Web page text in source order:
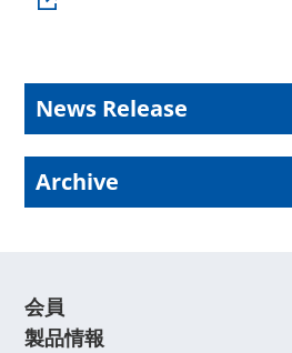
News Release
Archive
会員
製品情報